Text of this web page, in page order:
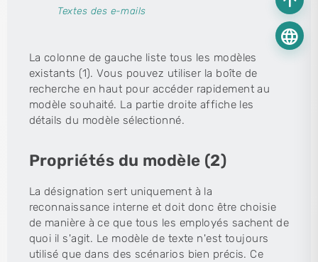
language
Textes des e-mails
La colonne de gauche liste tous les modèles
existants (1). Vous pouvez utiliser la boîte de
recherche en haut pour accéder rapidement au
modèle souhaité. La partie droite affiche les
détails du modèle sélectionné.
Propriétés du modèle (2)
La désignation sert uniquement à la
reconnaissance interne et doit donc être choisie
de manière à ce que tous les employés sachent de
quoi il s'agit. Le modèle de texte n'est toujours
utilisé que dans des scénarios bien précis. Ce